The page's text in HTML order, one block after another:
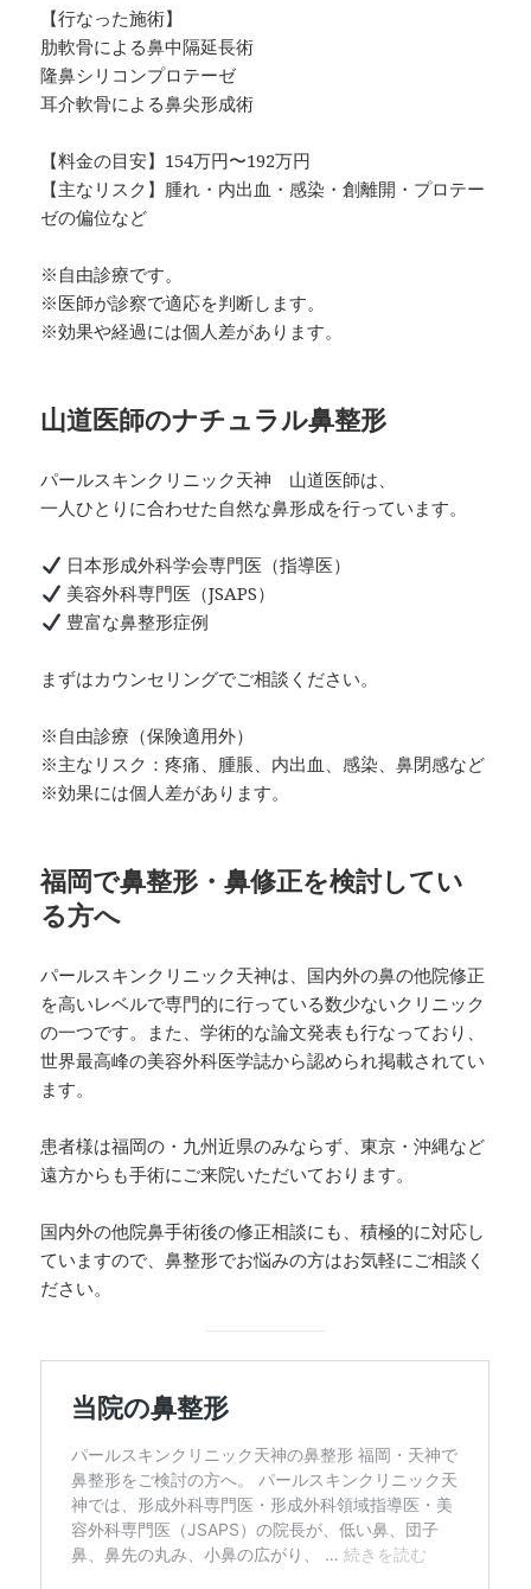
【行なった施術】
肋軟骨による鼻中隔延長術
隆鼻シリコンプロテーゼ
耳介軟骨による鼻尖形成術
【料金の目安】154万円〜192万円
【主なリスク】腫れ・内出血・感染・創離開・プロテー
ゼの偏位など
※自由診療です。
※医師が診察で適応を判断します。
※効果や経過には個人差があります。
山道医師のナチュラル鼻整形
パールスキンクリニック天神 山道医師は、
一人ひとりに合わせた自然な鼻形成を行っています。
日本形成外科学会専門医（指導医）
美容外科専門医（JSAPS）
豊富な鼻整形症例
まずはカウンセリングでご相談ください。
※自由診療（保険適用外）
※主なリスク：疼痛、腫脹、内出血、感染、鼻閉感など
※効果には個人差があります。
福岡で鼻整形・鼻修正を検討してい
る方へ
パールスキンクリニック天神は、国内外の鼻の他院修正
を高いレベルで専門的に行っている数少ないクリニック
の一つです。また、学術的な論文発表も行なっており、
世界最高峰の美容外科医学誌から認められ掲載されてい
ます。
患者様は福岡の・九州近県のみならず、東京・沖縄など
遠方からも手術にご来院いただいております。
国内外の他院鼻手術後の修正相談にも、積極的に対応し
ていますので、鼻整形でお悩みの方はお気軽にご相談く
ださい。